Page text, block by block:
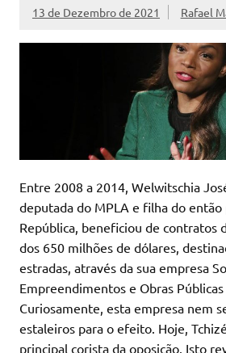
13 de Dezembro de 2021 Rafael
Entre 2008 a 2014, Welwitschia
deputada do MPLA e filha do
República, beneficiou de contratos
dos 650 milhões de dólares,
estradas, através da sua empresa
Empreendimentos e Obras Públicas
Curiosamente, esta empresa nem
estaleiros para o efeito. Hoje,
principal corista da oposição. Isto